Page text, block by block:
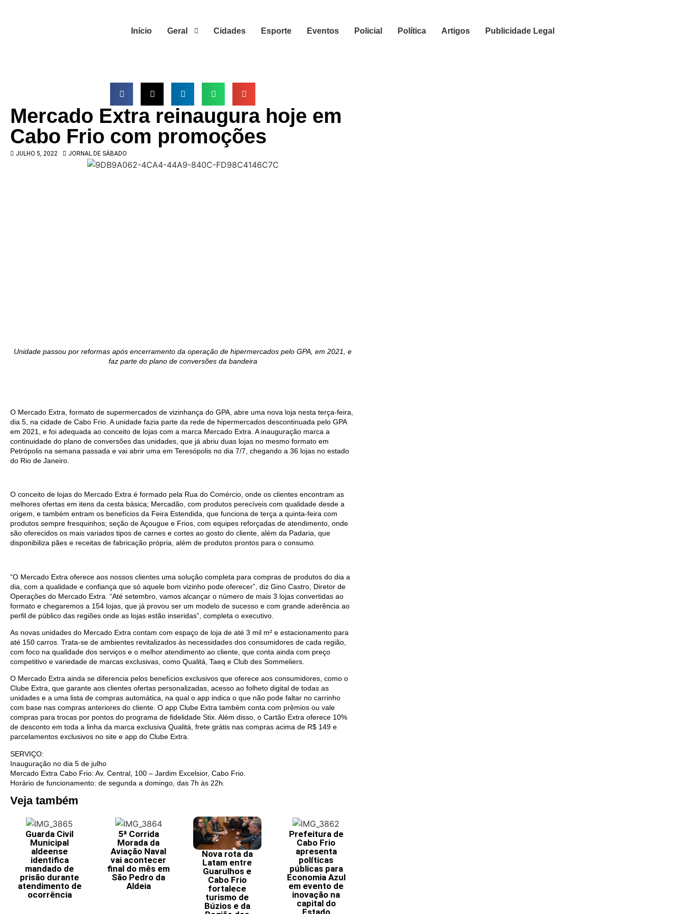
Início Geral Cidades Esporte Eventos Policial Política Artigos Publicidade Legal
Mercado Extra reinaugura hoje em
Cabo Frio com promoções
JULHO 5, 2022 JORNAL DE SÁBADO
Unidade passou por reformas após encerramento da operação de hipermercados pelo GPA, em 2021, e
faz parte do plano de conversões da bandeira
O Mercado Extra, formato de supermercados de vizinhança do GPA, abre uma nova loja nesta terça-feira,
dia 5, na cidade de Cabo Frio. A unidade fazia parte da rede de hipermercados descontinuada pelo GPA
em 2021, e foi adequada ao conceito de lojas com a marca Mercado Extra. A inauguração marca a
continuidade do plano de conversões das unidades, que já abriu duas lojas no mesmo formato em
Petrópolis na semana passada e vai abrir uma em Teresópolis no dia 7/7, chegando a 36 lojas no estado
do Rio de Janeiro.
O conceito de lojas do Mercado Extra é formado pela Rua do Comércio, onde os clientes encontram as
melhores ofertas em itens da cesta básica; Mercadão, com produtos perecíveis com qualidade desde a
origem, e também entram os benefícios da Feira Estendida, que funciona de terça a quinta-feira com
produtos sempre fresquinhos; seção de Açougue e Frios, com equipes reforçadas de atendimento, onde
são oferecidos os mais variados tipos de carnes e cortes ao gosto do cliente, além da Padaria, que
disponibiliza pães e receitas de fabricação própria, além de produtos prontos para o consumo.
“O Mercado Extra oferece aos nossos clientes uma solução completa para compras de produtos do dia a
dia, com a qualidade e confiança que só aquele bom vizinho pode oferecer”, diz Gino Castro, Diretor de
Operações do Mercado Extra. “Até setembro, vamos alcançar o número de mais 3 lojas convertidas ao
formato e chegaremos a 154 lojas, que já provou ser um modelo de sucesso e com grande aderência ao
perfil de público das regiões onde as lojas estão inseridas”, completa o executivo.
As novas unidades do Mercado Extra contam com espaço de loja de até 3 mil m² e estacionamento para
até 150 carros. Trata-se de ambientes revitalizados às necessidades dos consumidores de cada região,
com foco na qualidade dos serviços e o melhor atendimento ao cliente, que conta ainda com preço
competitivo e variedade de marcas exclusivas, como Qualitá, Taeq e Club des Sommeliers.
O Mercado Extra ainda se diferencia pelos benefícios exclusivos que oferece aos consumidores, como o
Clube Extra, que garante aos clientes ofertas personalizadas, acesso ao folheto digital de todas as
unidades e a uma lista de compras automática, na qual o app indica o que não pode faltar no carrinho
com base nas compras anteriores do cliente. O app Clube Extra também conta com prêmios ou vale
compras para trocas por pontos do programa de fidelidade Stix. Além disso, o Cartão Extra oferece 10%
de desconto em toda a linha da marca exclusiva Qualitá, frete grátis nas compras acima de R$ 149 e
parcelamentos exclusivos no site e app do Clube Extra.
SERVIÇO:
Inauguração no dia 5 de julho
Mercado Extra Cabo Frio: Av. Central, 100 – Jardim Excelsior, Cabo Frio.
Horário de funcionamento: de segunda a domingo, das 7h às 22h.
Veja também
Guarda Civil
Municipal
aldeense
identifica
mandado de
prisão durante
atendimento de
ocorrência
5ª Corrida
Morada da
Aviação Naval
vai acontecer
final do mês em
São Pedro da
Aldeia
Nova rota da
Latam entre
Guarulhos e
Cabo Frio
fortalece
turismo de
Búzios e da
Prefeitura de
Cabo Frio
apresenta
políticas
públicas para
Economia Azul
em evento de
inovação na
capital do
Estado